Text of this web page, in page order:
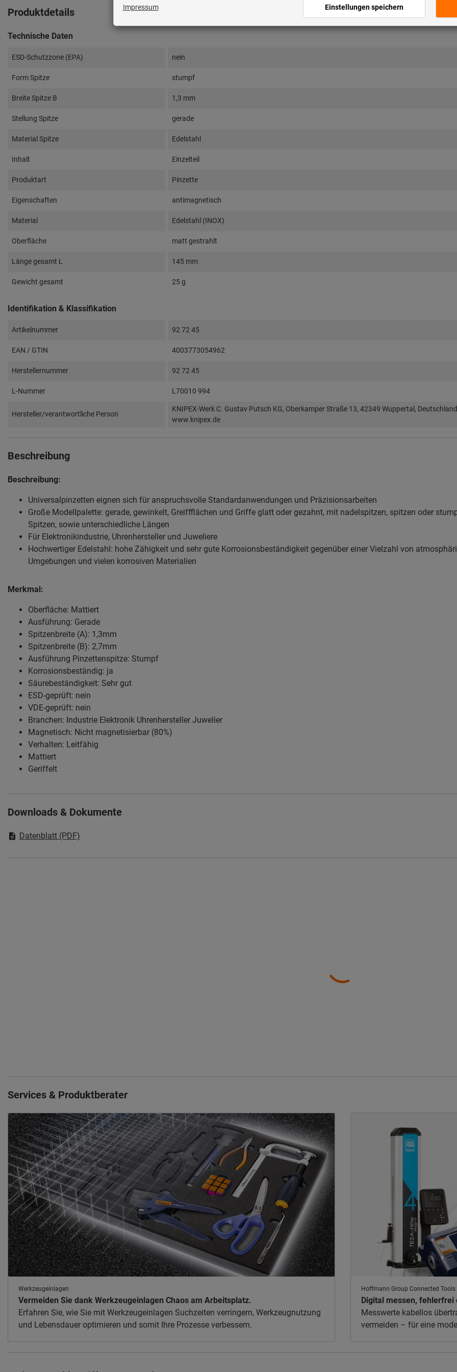
Produktdetails
Technische Daten
ESD-Schutzzone (EPA) nein
Form Spitze stumpf
Breite Spitze B 1,3 mm
Stellung Spitze gerade
Material Spitze Edelstahl
Inhalt Einzelteil
Produktart Pinzette
Eigenschaften antimagnetisch
Material Edelstahl (INOX)
Oberfläche matt gestrahlt
Länge gesamt L 145 mm
Gewicht gesamt 25 g
Identifikation & Klassifikation
Artikelnummer 92 72 45
EAN / GTIN 4003773054962
Herstellernummer 92 72 45
L-Nummer L70010 994
Hersteller/verantwortliche Person
KNIPEX-Werk C. Gustav Putsch KG, Oberkamper Straße 13, 42349 Wuppertal,
www.knipex.de
Beschreibung
Beschreibung:
Universalpinzetten eignen sich für anspruchsvolle Standardanwendungen und Präzisionsarbeiten
Große Modellpalette: gerade, gewinkelt, Greiffflächen und Griffe glatt oder gezahnt, mit nadelspitzen, spitzen oder
Spitzen, sowie unterschiedliche Längen
Für Elektronikindustrie, Uhrenhersteller und Juweliere
Hochwertiger Edelstahl: hohe Zähigkeit und sehr gute Korrosionsbeständigkeit gegenüber einer Vielzahl von
Umgebungen und vielen korrosiven Materialien
Merkmal:
Oberfläche: Mattiert
Ausführung: Gerade
Spitzenbreite (A): 1,3mm
Spitzenbreite (B): 2,7mm
Ausführung Pinzettenspitze: Stumpf
Korrosionsbeständig: ja
Säurebeständigkeit: Sehr gut
ESD-geprüft: nein
VDE-geprüft: nein
Branchen: Industrie Elektronik Uhrenhersteller Juwelier
Magnetisch: Nicht magnetisierbar (80%)
Verhalten: Leitfähig
Mattiert
Geriffelt
Downloads & Dokumente
Datenblatt (PDF)
Services & Produktberater
Werkzeugeinlagen
Vermeiden Sie dank Werkzeugeinlagen Chaos am Arbeitsplatz.
Erfahren Sie, wie Sie mit Werkzeugeinlagen Suchzeiten verringern, Werkzeugnutzung
und Lebensdauer optimieren und somit Ihre Prozesse verbessern.
Hoffmann Group Connected Tools
Digital messen,
Messwerte kabellos
vermeiden – für eine